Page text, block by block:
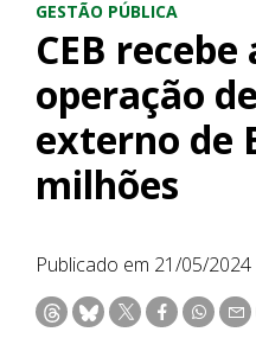
GESTÃO PÚBLICA
CEB
operação
externo de
milhões
Publicado em 21/05/